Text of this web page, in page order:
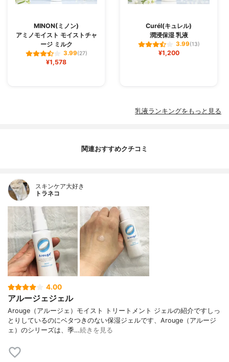
MINON(ミノン)
アミノモイスト モイストチャ
ージ ミルク
3.99(27)
¥1,578
Curél(キュレル)
潤浸保湿 乳液
3.99(13)
¥1,200
乳液ランキングをもっと見る
関連おすすめクチコミ
スキンケア大好き
トラネコ
4.00
アルージェジェル
Arouge（アルージェ）モイスト トリートメント ジェルの紹介ですしっ
とりしているのにベタつきのない保湿ジェルです、Arouge（アルージ
ェ）のシリーズは、季…続きを見る